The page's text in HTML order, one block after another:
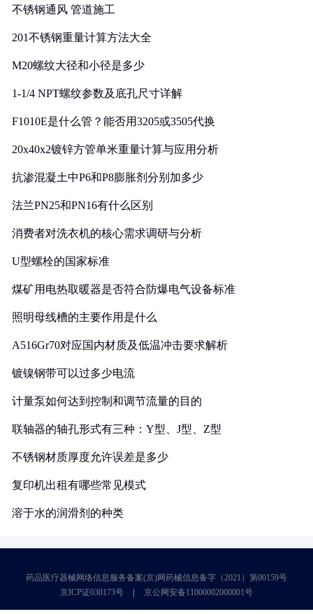
不锈钢通风 管道施工
201不锈钢重量计算方法大全
M20螺纹大径和小径是多少
1-1/4 NPT螺纹参数及底孔尺寸详解
F1010E是什么管？能否用3205或3505代换
20x40x2镀锌方管单米重量计算与应用分析
抗渗混凝土中P6和P8膨胀剂分别加多少
法兰PN25和PN16有什么区别
消费者对洗衣机的核心需求调研与分析
U型螺栓的国家标准
煤矿用电热取暖器是否符合防爆电气设备标准
照明母线槽的主要作用是什么
A516Gr70对应国内材质及低温冲击要求解析
镀镍钢带可以过多少电流
计量泵如何达到控制和调节流量的目的
联轴器的轴孔形式有三种：Y型、J型、Z型
不锈钢材质厚度允许误差是多少
复印机出租有哪些常见模式
溶于水的润滑剂的种类
药品医疗器械网络信息服务备案(京)网药械信息备字（2021）第00159号
京ICP证030173号
京公网安备11000002000001号